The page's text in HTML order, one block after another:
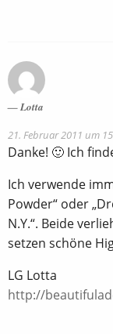
Lotta
21. Februar 2011 um
Danke! 🙂 Ich
Ich verwende
Powder“ oder
N.Y.“. Beide
setzen schöne
LG Lotta
http://